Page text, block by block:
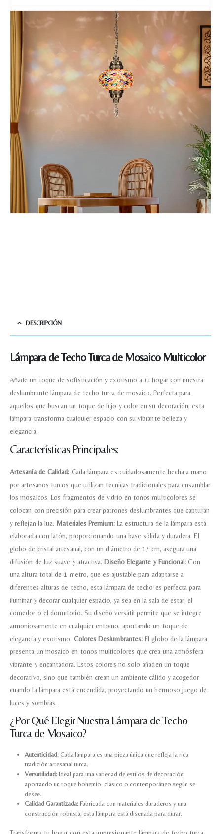
DESCRIPCIÓN
Lámpara de Techo Turca de Mosaico Multicolor
Añade un toque de sofisticación y exotismo a tu hogar con nuestra
deslumbrante lámpara de techo turca de mosaico. Perfecta para
aquellos que buscan un toque de lujo y color en su decoración, esta
lámpara transforma cualquier espacio con su vibrante belleza y
elegancia.
Características Principales:
Artesanía de Calidad: Cada lámpara es cuidadosamente hecha a mano
por artesanos turcos que utilizan técnicas tradicionales para ensamblar
los mosaicos. Los fragmentos de vidrio en tonos multicolores se
colocan con precisión para crear patrones deslumbrantes que capturan
y reflejan la luz. Materiales Premium:La estructura de la lámpara está
elaborada con latón, proporcionando una base sólida y duradera. El
globo de cristal artesanal, con un diámetro de 17 cm, asegura una
difusión de luz suave y atractiva. Diseño Elegante y Funcional: Con
una altura total de 1 metro, que es ajustable para adaptarse a
diferentes alturas de techo, esta lámpara de techo es perfecta para
iluminar y decorar cualquier espacio, ya sea en la sala de estar, el
comedor o el dormitorio. Su diseño versátil permite que se integre
armoniosamente en cualquier entorno, aportando un toque de
elegancia y exotismo. Colores Deslumbrantes: El globo de la lámpara
presenta un mosaico en tonos multicolores que crea una atmósfera
vibrante y encantadora. Estos colores no solo añaden un toque
decorativo, sino que también crean un ambiente cálido y acogedor
cuando la lámpara está encendida, proyectando un hermoso juego de
luces y sombras.
¿Por Qué Elegir Nuestra Lámpara de Techo
Turca de Mosaico?
Autenticidad:Cada lámpara es una pieza única que refleja la rica
tradición artesanal turca.
Versatilidad:Ideal para una variedad de estilos de decoración,
aportando un toque bohemio, clásico o contemporáneo según se
desee.
Calidad Garantizada:Fabricada con materiales duraderos y una
construcción robusta, esta lámpara está diseñada para durar.
Transforma tu hogar con esta impresionante lámpara de techo turca